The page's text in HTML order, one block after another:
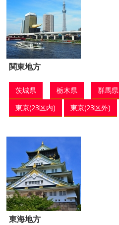
関東地方
茨城県 栃木県 群馬県
東京(23区内)
東京(23区外)
東海地方